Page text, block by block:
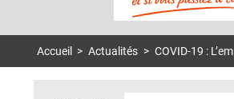
Accueil > Actualités > COVID-19 :